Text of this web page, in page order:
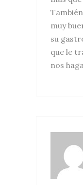
muy
su
que le
nos